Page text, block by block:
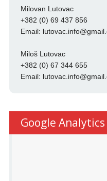
Milovan Lutovac
+382 (0) 69 437 856
Email:
Miloš Lutovac
+382 (0) 67 344 655
Email:
Google